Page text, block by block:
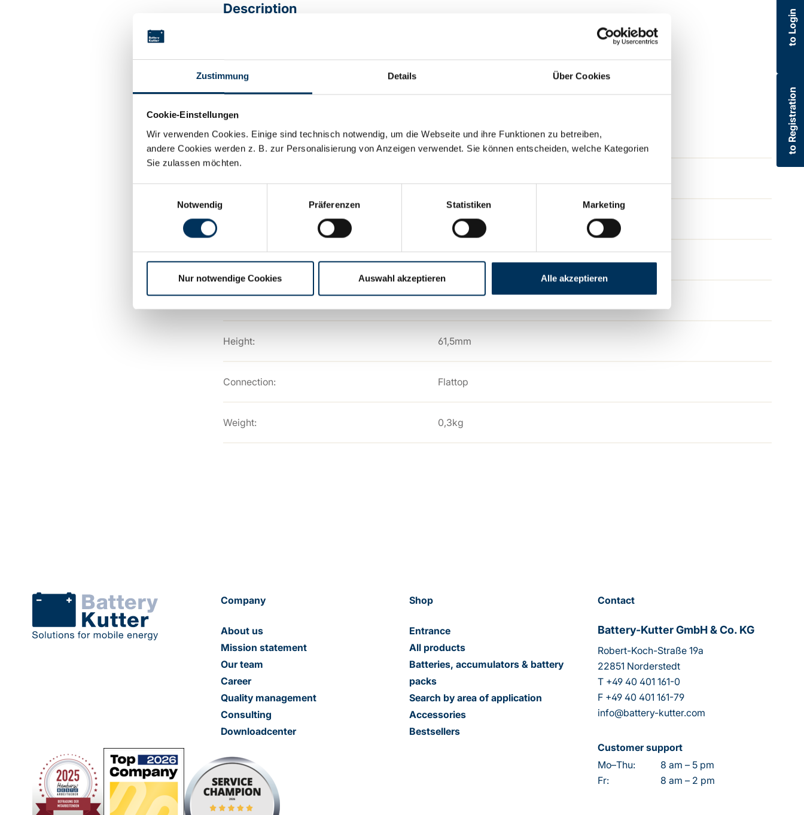
Zustimmung Details Über Cookies
Cookie-Einstellungen
Wir verwenden Cookies. Einige sind technisch notwendig, um die Webseite und ihre Funktionen zu betreiben,
andere Cookies werden z. B. zur Personalisierung von Anzeigen verwendet. Sie können entscheiden, welche Kategorien
Sie zulassen möchten.
Notwendig
Präferenzen Statistiken Marketing
Nur notwendige Cookies Auswahl akzeptieren Alle akzeptieren
Description
Alkaline battery 1.5 V 8000mAh Buyable in full pack quantity up to 10 units (blister pack)
Technical details
Voltage: 1,5V
Alkaline
Manufacturer: Varta
Height: 61,5mm
Connection: Flattop
Weight: 0,3kg
to Login
to Registration
Company
About us
Mission statement
Our team
Career
Quality management
Consulting
Downloadcenter
Shop
Entrance
All products
Batteries, accumulators & battery
packs
Search by area of application
Accessories
Bestsellers
Contact
Battery-Kutter GmbH & Co. KG
Robert-Koch-Straße 19a
22851 Norderstedt
T +49 40 401 161-0
F +49 40 401 161-79
info@battery-kutter.com
Customer support
Mo–Thu:
8 am – 5 pm
Fr:
8 am – 2 pm